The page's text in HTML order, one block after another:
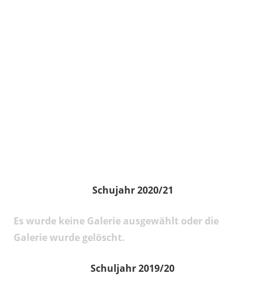
Schujahr 2020/21
Es wurde keine Galerie ausgewählt oder die
Galerie wurde gelöscht.
Schuljahr 2019/20